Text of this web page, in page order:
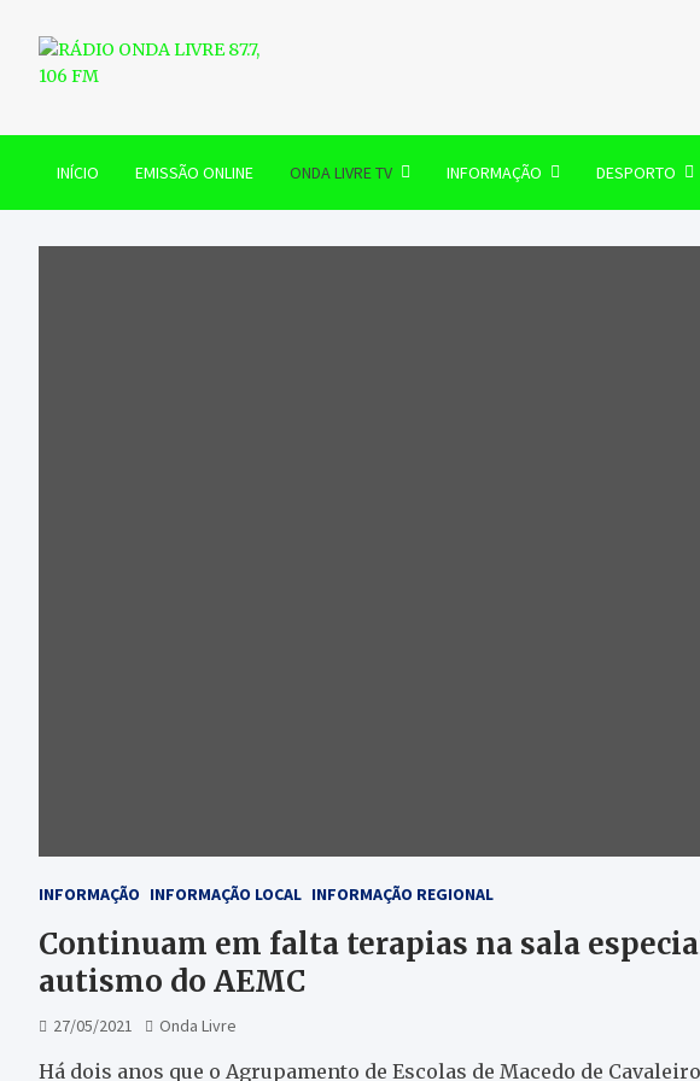
content
RÁDIO ONDA LIVRE 87.7, 106 FM
INÍCIO EMISSÃO ONLINE ONDA LIVRE TV INFORMAÇÃO DESPORTO
INFORMAÇÃO INFORMAÇÃO LOCAL INFORMAÇÃO REGIONAL
Continuam em falta terapias na sala
autismo do AEMC
27/05/2021 Onda Livre
Há dois anos que o Agrupamento de Escolas de Macedo de